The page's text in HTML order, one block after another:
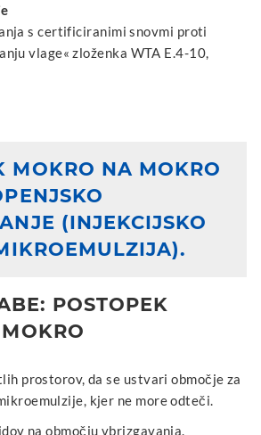
s certificiranimi snovmi proti
vlage« zloženka WTA E.4-10,
MOKRO NA MOKRO
(INJEKCIJSKO
POSTOPEK
prostorov, da se ustvari območje za
kjer ne more odteči.
na območju vbrizgavanja.